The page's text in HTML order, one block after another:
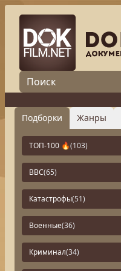
Подборки Жанры
ТОП-100 🔥(103)
BBC(65)
Катастрофы(51)
Военные(36)
Криминал(34)